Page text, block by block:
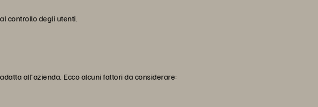
controllo degli utenti.
all'azienda. Ecco alcuni fattori da considerare: